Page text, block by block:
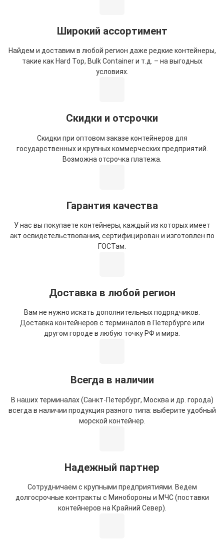
Широкий ассортимент
Найдем и доставим в любой регион даже редкие контейнеры,
такие как Hard Top, Bulk Container и т.д. – на выгодных
условиях.
Скидки и отсрочки
Скидки при оптовом заказе контейнеров для
государственных и крупных коммерческих предприятий.
Возможна отсрочка платежа.
Гарантия качества
У нас вы покупаете контейнеры, каждый из которых имеет
акт освидетельствования, сертифицирован и изготовлен по
ГОСТам.
Доставка в любой регион
Вам не нужно искать дополнительных подрядчиков.
Доставка контейнеров с терминалов в Петербурге или
другом городе в любую точку РФ и мира.
Всегда в наличии
В наших терминалах (Санкт-Петербург, Москва и др. города)
всегда в наличии продукция разного типа: выберите удобный
морской контейнер.
Надежный партнер
Сотрудничаем с крупными предприятиями. Ведем
долгосрочные контракты с Минобороны и МЧС (поставки
контейнеров на Крайний Север).